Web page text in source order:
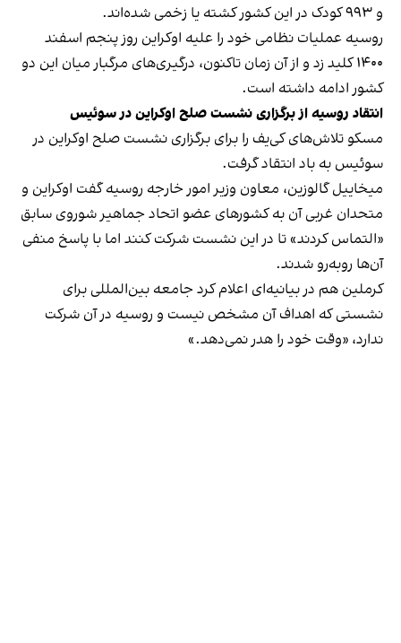
و ۹۹۳ کودک در این کشور کشته یا زخمی شده‌اند.
روسیه عملیات نظامی خود را علیه اوکراین روز پنجم اسفند
۱۴۰۰ کلید زد و از آن زمان تاکنون، درگیری‌های مرگبار میان این دو
کشور ادامه داشته است.
انتقاد روسیه از برگزاری نشست صلح اوکراین در سوئیس
مسکو تلاش‌های کی‌یف را برای برگزاری نشست صلح اوکراین در
سوئیس به باد انتقاد گرفت.
میخاییل گالوزین، معاون وزیر امور خارجه روسیه گفت اوکراین و
متحدان غربی آن به کشورهای عضو اتحاد جماهیر شوروی سابق
«التماس کردند» تا در این نشست شرکت کنند اما با پاسخ منفی
آن‌ها روبه‌رو شدند.
کرملین هم در بیانیه‌ای اعلام کرد جامعه‌ بین‌المللی برای
نشستی که اهداف آن مشخص نیست و روسیه در آن شرکت
ندارد، «وقت خود را هدر نمی‌دهد.»